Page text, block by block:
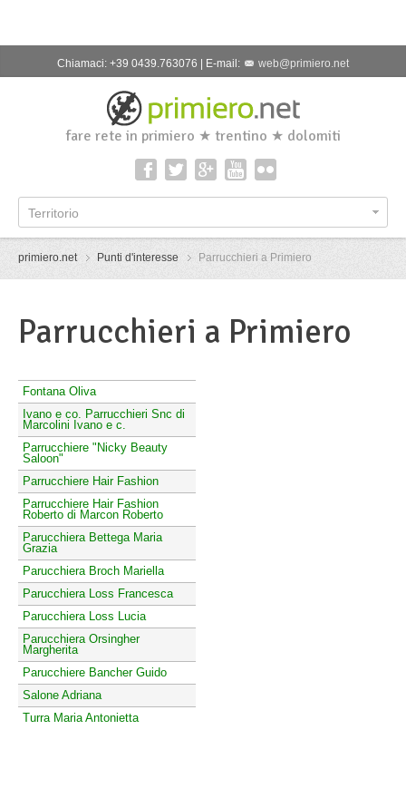
Chiamaci: +39 0439.763076 | E-mail: web@primiero.net
fare rete in primiero ★ trentino ★ dolomiti
Territorio
primiero.net Punti d'interesse Parrucchieri a Primiero
Parrucchieri a Primiero
Fontana Oliva
Ivano e co. Parrucchieri Snc di
Marcolini Ivano e c.
Parrucchiere "Nicky Beauty
Saloon"
Parrucchiere Hair Fashion
Parrucchiere Hair Fashion
Roberto di Marcon Roberto
Parucchiera Bettega Maria
Grazia
Parucchiera Broch Mariella
Parucchiera Loss Francesca
Parucchiera Loss Lucia
Parucchiera Orsingher
Margherita
Parucchiere Bancher Guido
Salone Adriana
Turra Maria Antonietta